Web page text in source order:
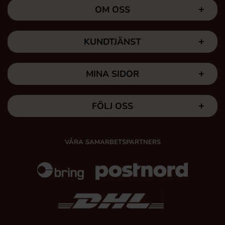
OM OSS
KUNDTJÄNST
MINA SIDOR
FÖLJ OSS
VÅRA SAMARBETSPARTNERS